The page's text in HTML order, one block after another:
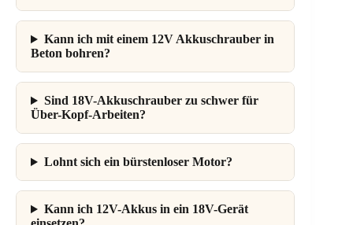
Kann ich mit einem 12V Akkuschrauber in
Beton bohren?
Sind 18V-Akkuschrauber zu schwer für
Über-Kopf-Arbeiten?
Lohnt sich ein bürstenloser Motor?
Kann ich 12V-Akkus in ein 18V-Gerät